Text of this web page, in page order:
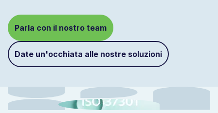
Parla con il nostro team
Date un'occhiata alle nostre soluzioni